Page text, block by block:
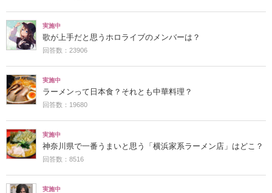
実施中
歌が上手だと思うホロライブのメンバーは？
回答数：23906
実施中
ラーメンって日本食？それとも中華料理？
回答数：19680
実施中
神奈川県で一番うまいと思う「横浜家系ラーメン店」はどこ？
回答数：8516
実施中